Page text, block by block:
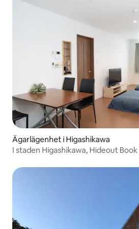
Ägarlägenhet i Higashikawa
I staden Higashikawa, Hideout
sightseeing och fritid.